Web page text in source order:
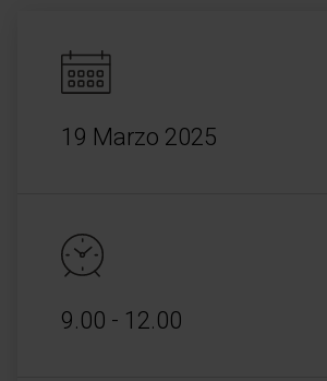
19 Marzo 2025
9.00 - 12.00